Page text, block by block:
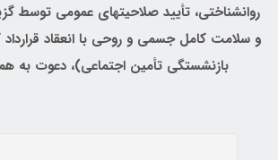
روانشناختی، تأييد صلاحيتهاي عمومي توسط
و سلامت كامل جسمي و روحي با انعقاد قرارداد
بازنشستگی تأمین اجتماعی)، دعوت به